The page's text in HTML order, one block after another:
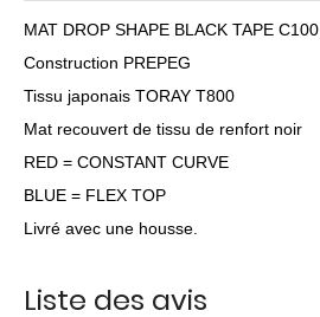
MAT DROP SHAPE BLACK TAPE C100
Construction PREPEG
Tissu japonais TORAY T800
Mat recouvert de tissu de renfort noir
RED = CONSTANT CURVE
BLUE = FLEX TOP
Livré avec une housse.
Liste des avis